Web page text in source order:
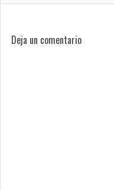
Deja un comentario